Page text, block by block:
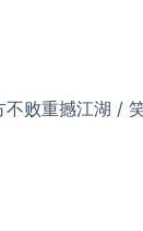
败重撼江湖 /